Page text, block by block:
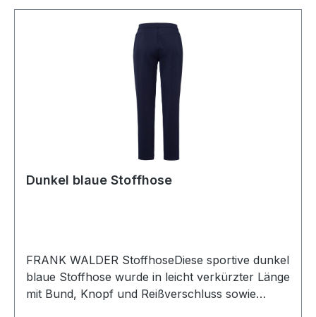
Dunkel blaue Stoffhose
FRANK WALDER StoffhoseDiese sportive dunkel
blaue Stoffhose wurde in leicht verkürzter Länge
mit Bund, Knopf und Reißverschluss sowie